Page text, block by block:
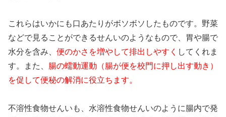
これらはいかにも口あたりがボソボソしたものです。野菜
などで見ることができるせんいのようなもので、胃や腸で
水分を含み、 便のかさを増やして排出しやすく してくれま
す。また、 腸の蠕動運動（腸が便を校門に押し出す動き）
を促して便秘の解消に役立ちます。
不溶性食物せんいも、水溶性食物せんいのように腸内で発